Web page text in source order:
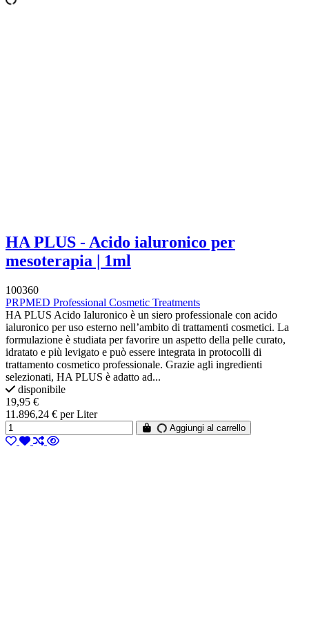
HA PLUS - Acido ialuronico per
mesoterapia | 1ml
100360
PRPMED Professional Cosmetic Treatments
HA PLUS Acido Ialuronico è un siero professionale con acido
ialuronico per uso esterno nell’ambito di trattamenti cosmetici. La
formulazione è studiata per favorire un aspetto della pelle curato,
idratato e più levigato e può essere integrata in protocolli di
trattamento cosmetico professionale. Grazie agli ingredienti
selezionati, HA PLUS è adatto ad...
disponibile
19,95 €
11.896,24 € per Liter
Aggiungi al carrello